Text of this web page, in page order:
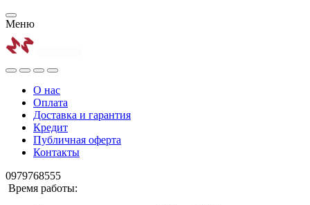
Меню
О нас
Оплата
Доставка и гарантия
Кредит
Публичная оферта
Контакты
0979768555
Время работы: